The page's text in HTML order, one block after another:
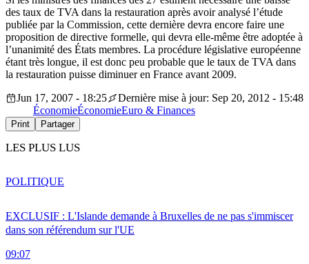
des taux de TVA dans la restauration après avoir analysé l’étude
publiée par la Commission, cette dernière devra encore faire une
proposition de directive formelle, qui devra elle-même être adoptée à
l’unanimité des États membres. La procédure législative européenne
étant très longue, il est donc peu probable que le taux de TVA dans
la restauration puisse diminuer en France avant 2009.
Jun 17, 2007 - 18:25
Dernière mise à jour: Sep 20, 2012 - 15:48
ÉconomieÉconomieEuro & Finances
Print Partager
LES PLUS LUS
EXCLUSIF : L'Islande demande à Bruxelles de ne pas s'immiscer
dans son référendum sur l'UE
09:07
POLITIQUE